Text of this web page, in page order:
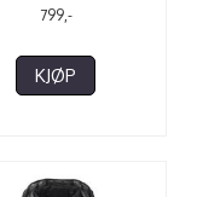
799,-
KJØP